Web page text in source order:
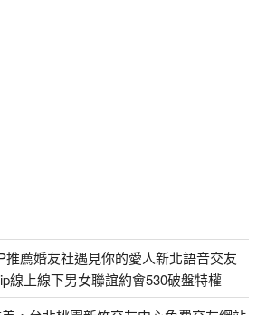
推薦婚友社遇見你的愛人新北語音交友
線上線下男女聯誼約會530破盤特權